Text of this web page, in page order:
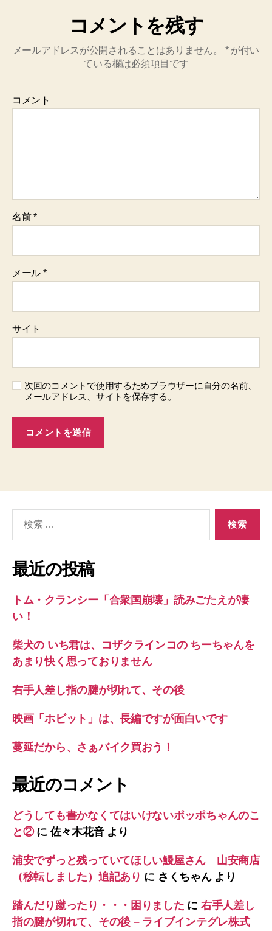
コメントを残す
メールアドレスが公開されることはありません。 *が付い
ている欄は必須項目です
コメント
名前*
メール *
サイト
次回のコメントで使用するためブラウザーに自分の名前、
メールアドレス、サイトを保存する。
象:
最近の投稿
トム・クランシー「合衆国崩壊」読みごたえが凄
い！
柴犬の いち君は、コザクラインコの ちーちゃんを
あまり快く思っておりません
右手人差し指の腱が切れて、その後
映画「ホビット」は、長編ですが面白いです
蔓延だから、さぁバイク買おう！
最近のコメント
どうしても書かなくてはいけないポッポちゃんのこ
と②に佐々木花音より
浦安でずっと残っていてほしい鰻屋さん 山安商店
（移転しました）追記あり に さくちゃんより
踏んだり蹴ったり・・・困りました に 右手人差し
指の腱が切れて、その後 – ライブインテグレ株式